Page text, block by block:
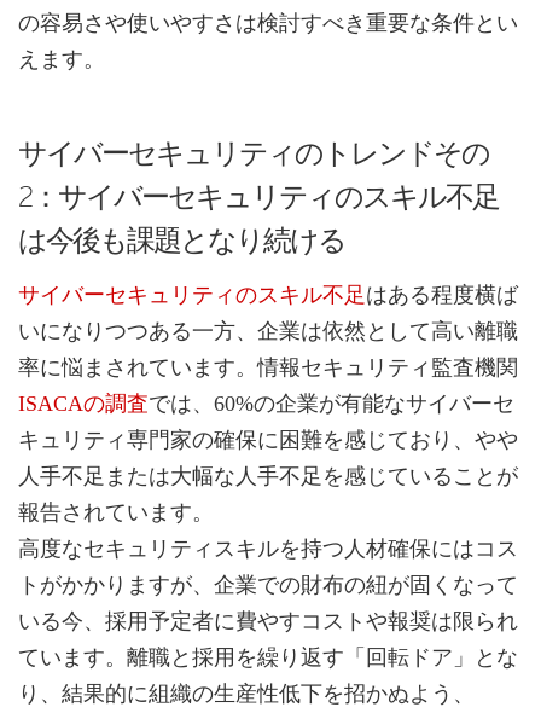
の容易さや使いやすさは検討すべき重要な条件とい
えます。
サイバーセキュリティのトレンドその
2：サイバーセキュリティのスキル不足
は今後も課題となり続ける
サイバーセキュリティのスキル不足 はある程度横ば
いになりつつある一方、企業は依然として高い離職
率に悩まされています。情報セキュリティ監査機関
ISACAの調査では、60%の企業が有能なサイバーセ
キュリティ専門家の確保に困難を感じており、やや
人手不足または大幅な人手不足を感じていることが
報告されています。
高度なセキュリティスキルを持つ人材確保にはコス
トがかかりますが、企業での財布の紐が固くなって
いる今、採用予定者に費やすコストや報奨は限られ
ています。離職と採用を繰り返す「回転ドア」とな
り、結果的に組織の生産性低下を招かぬよう、